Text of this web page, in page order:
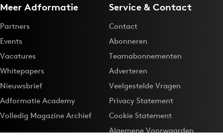
Meer Adformatie
Partners
Events
Vacatures
Whitepapers
Nieuwsbrief
Adformatie Academy
Volledig Magazine Archief
Service & Contact
Contact
Abonneren
Teamabonnementen
Adverteren
Veelgestelde Vragen
Privacy Statement
Cookie Statement
Algemene Voorwaarden